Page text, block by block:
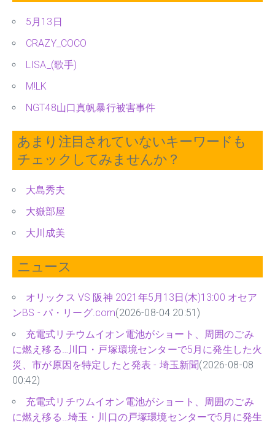
5月13日
CRAZY_COCO
LISA_(歌手)
M!LK
NGT48山口真帆暴行被害事件
あまり注目されていないキーワードも
チェックしてみませんか？
大島秀夫
大嶽部屋
大川成美
ニュース
オリックス VS 阪神 2021年5月13日(木)13:00 オセア
ンBS - パ・リーグ.com(2026-08-04 20:51)
充電式リチウムイオン電池がショート、周囲のごみ
に燃え移る…川口・戸塚環境センターで5月に発生した火
災、市が原因を特定したと発表 - 埼玉新聞(2026-08-08
00:42)
充電式リチウムイオン電池がショート、周囲のごみ
に燃え移る…埼玉・川口の戸塚環境センターで5月に発生